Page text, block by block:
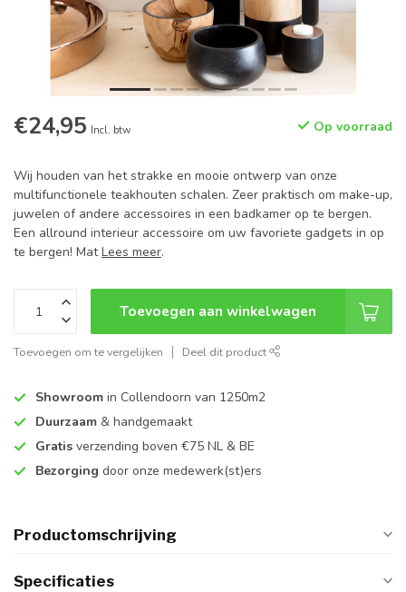
€24,95 Incl. btw Op voorraad
Wij houden van het strakke en mooie ontwerp van onze
multifunctionele teakhouten schalen. Zeer praktisch om make-up,
juwelen of andere accessoires in een badkamer op te bergen.
Een allround interieur accessoire om uw favoriete gadgets in op
te bergen! MatLees meer.
Toevoegen aan winkelwagen
Toevoegen om te vergelijken Deel dit product
Showroom in Collendoorn van 1250m2
Duurzaam & handgemaakt
Gratis verzending boven €75 NL & BE
Bezorging door onze medewerk(st)ers
Productomschrijving
Specificaties